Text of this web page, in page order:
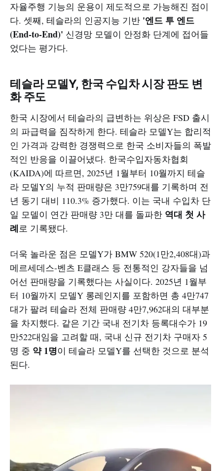
자율주행 기능의 운용이 제도적으로 가능해진 점이
다. 셋째, 테슬라의 인공지능 기반 '엔드 투 엔드
(End-to-End)' 신경망 모델이 안정화 단계에 접어들
었다는 평가다.
테슬라 모델Y, 한국 수입차 시장 판도 변
화 주도
한국 시장에서 테슬라의 급변하는 위상은 FSD 출시
의 파급력을 짐작하게 한다. 테슬라 모델Y는 합리적
인 가격과 강력한 경쟁력으로 한국 소비자들의 폭발
적인 반응을 이끌어냈다. 한국수입자동차협회
(KAIDA)에 따르면, 2025년 1월부터 10월까지 테슬
라 모델Y의 누적 판매량은 3만759대를 기록하며 전
년 동기 대비 110.3% 증가했다. 이는 국내 수입차 단
일 모델이 연간 판매량 3만 대를 돌파한 역대 첫 사
례로 기록됐다.
더욱 놀라운 점은 모델Y가 BMW 520(1만2,408대)과
메르세데스-벤츠 E클래스 등 전통적인 강자들을 넘
어선 판매량을 기록했다는 사실이다. 2025년 1월부
터 10월까지 모델Y 롱레인지를 포함하면 총 4만747
대가 팔려 테슬라 전체 판매량 4만7,962대의 대부분
을 차지했다. 같은 기간 국내 전기차 등록대수가 19
만522대임을 고려할 때, 국내 신규 전기차 구매자 5
명 중 약 1명이 테슬라 모델Y를 선택한 것으로 분석
된다.